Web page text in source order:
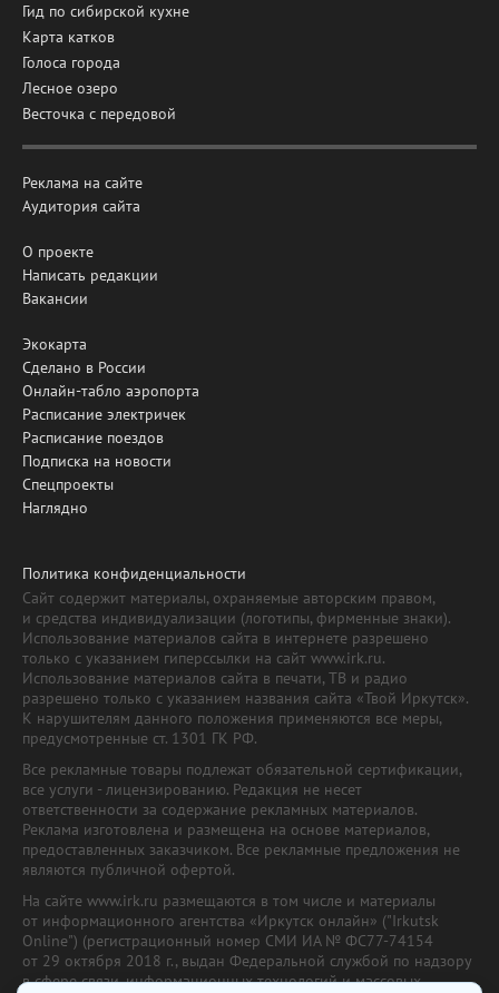
Гид по сибирской кухне
Карта катков
Голоса города
Лесное озеро
Весточка с передовой
Реклама на сайте
Аудитория сайта
О проекте
Написать редакции
Вакансии
Экокарта
Сделано в России
Онлайн-табло аэропорта
Расписание электричек
Расписание поездов
Подписка на новости
Спецпроекты
Наглядно
Политика конфиденциальности
Сайт содержит материалы, охраняемые авторским правом,
и средства индивидуализации (логотипы, фирменные знаки).
Использование материалов сайта в интернете разрешено
только с указанием гиперссылки на сайт www.irk.ru.
Использование материалов сайта в печати, ТВ и радио
разрешено только с указанием названия сайта «Твой Иркутск».
К нарушителям данного положения применяются все меры,
предусмотренные ст. 1301 ГК РФ.
Все рекламные товары подлежат обязательной сертификации,
все услуги - лицензированию. Редакция не несет
ответственности за содержание рекламных материалов.
Реклама изготовлена и размещена на основе материалов,
предоставленных заказчиком. Все рекламные предложения не
являются публичной офертой.
На сайте www.irk.ru размещаются в том числе и материалы
от информационного агентства «Иркутск онлайн» ("Irkutsk
Online") (регистрационный номер СМИ ИА № ФС77-74154
от 29 октября 2018 г., выдан Федеральной службой по надзору
в сфере связи, информационных технологий и массовых